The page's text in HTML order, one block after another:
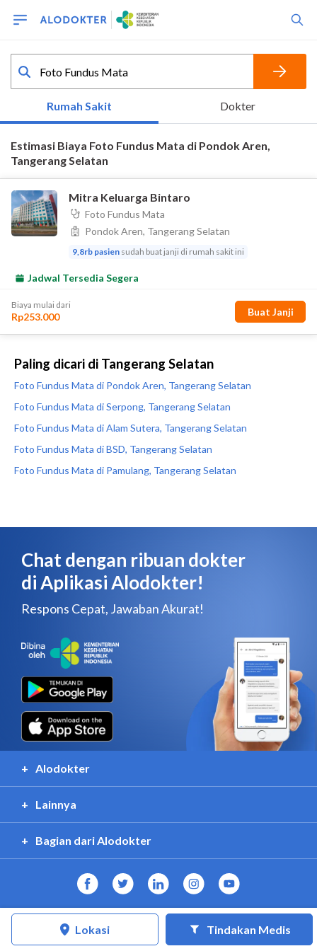
Paling dicari di Tangerang Selatan
Foto Fundus Mata di Pondok Aren, Tangerang Selatan
Foto Fundus Mata di Serpong, Tangerang Selatan
Foto Fundus Mata di Alam Sutera, Tangerang Selatan
Foto Fundus Mata di BSD, Tangerang Selatan
Foto Fundus Mata di Pamulang, Tangerang Selatan